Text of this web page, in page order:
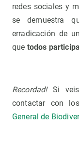
redes sociales y
se demuestra
erradicación de
que todos
Recordad! Si
contactar con
General de